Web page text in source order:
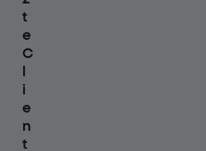
t
e
C
l
i
e
n
t